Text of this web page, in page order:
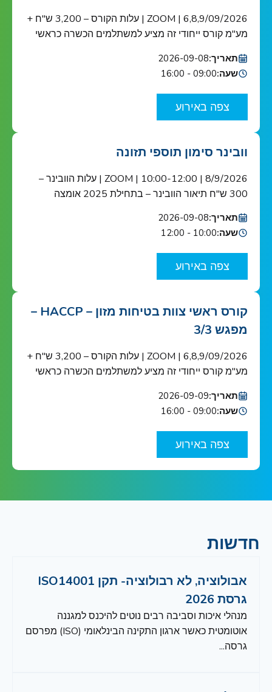
6,8,9/09/2026 | ZOOM | עלות הקורס – 3,200 ש"ח +
מע"מ קורס ייחודי זה מציע למשתלמים הכשרה כראשי
22000 הקורס מוכר ע"י האיגוד הישראלי לאיכות הקורס
מיועד לאנשי מפתח בתחום בטיחות המזון בארגונים
העוסקים בשרשרת אספקת המזון: מגדלי תוצרת
חקלאית, בתי אריזה, מפעלי עיבוד וייצור מזון ומשקאות,
תאריך:2026-09-08
שעה:09:00 - 16:00
צפה באירוע
וובינר סימון תוספי תזונה
8/9/2026 | 10:00-12:00 | ZOOM | עלות הוובינר –
300 ש"ח תיאור הוובינר – בתחילת 2025 אומצה
לאירופה טוב לישראל" ובעקבותיה נפתח חלון הזדמנויות
ליצרנים, יבואנים ומשווקים של תוספי תזונה בסימון
מוצריהם. האפשרות לשימוש בקליימים תזונתיים
ובריאותיים מעסיקה רבות את התעשייה וטומנת בחובה
תאריך:2026-09-08
שעה:10:00 - 12:00
צפה באירוע
קורס ראשי צוות בטיחות מזון – HACCP –
מפגש 3/3
6,8,9/09/2026 | ZOOM | עלות הקורס – 3,200 ש"ח +
מע"מ קורס ייחודי זה מציע למשתלמים הכשרה כראשי
22000 הקורס מוכר ע"י האיגוד הישראלי לאיכות הקורס
מיועד לאנשי מפתח בתחום בטיחות המזון בארגונים
העוסקים בשרשרת אספקת המזון: מגדלי תוצרת
חקלאית, בתי אריזה, מפעלי עיבוד וייצור מזון ומשקאות,
תאריך:2026-09-09
שעה:09:00 - 16:00
צפה באירוע
חדשות
אבולוציה, לא רבולוציה- תקן ISO14001
גרסת 2026
מנהלי איכות וסביבה רבים נוטים להיכנס למגננה
אוטומטית כאשר ארגון התקינה הבינלאומי (ISO) מפרסם
גרסה...